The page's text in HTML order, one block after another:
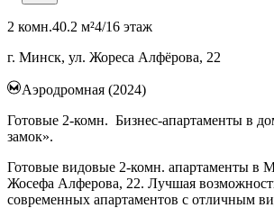
2 комн.40.2 м²4/16 этаж
г. Минск, ул. Жореса Алфёрова, 22
Аэродромная (2024)
Готовые 2-комн. Бизнес-апартаменты в
замок».
Готовые видовые 2-комн. апартаменты в
Жосефа Алферова, 22. Лучшая
современных апартаментов с отличным